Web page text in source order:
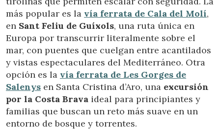
más popular es la vía ferrata de Cala del Molí,
en Sant Feliu de Guíxols, una ruta única en
Europa por transcurrir literalmente sobre el
mar, con puentes que cuelgan entre acantilados
y vistas espectaculares del Mediterráneo. Otra
opción es la vía ferrata de Les Gorges de
Salenys en Santa Cristina d’Aro, una excursión
por la Costa Brava ideal para principiantes y
familias que buscan un reto más suave en un
entorno de bosque y torrentes.